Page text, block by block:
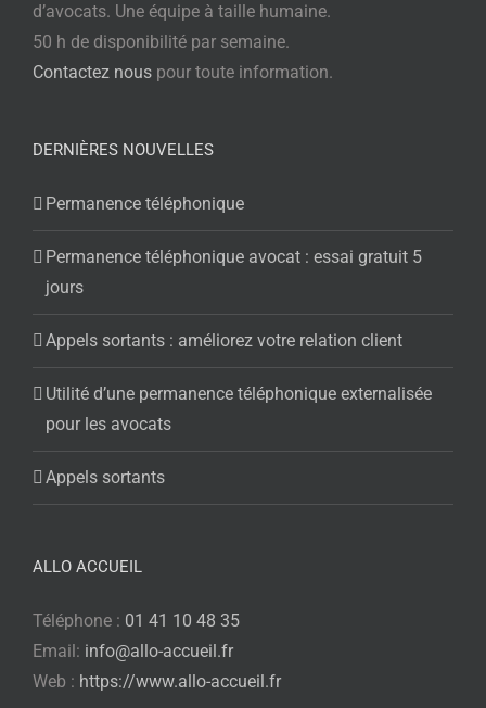
d’avocats. Une équipe à taille humaine.
50 h de disponibilité par semaine.
Contactez nous pour toute information.
DERNIÈRES NOUVELLES
Permanence téléphonique
Permanence téléphonique avocat : essai gratuit 5
jours
Appels sortants : améliorez votre relation client
Utilité d’une permanence téléphonique externalisée
pour les avocats
Appels sortants
ALLO ACCUEIL
Téléphone : 01 41 10 48 35
Email: info@allo-accueil.fr
Web : https://www.allo-accueil.fr